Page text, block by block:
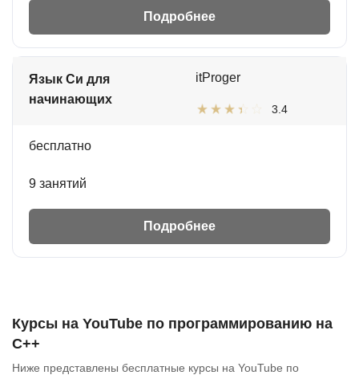
Подробнее
Язык Си для
начинающих
itProger
3.4
бесплатно
9 занятий
Подробнее
Курсы на YouTube по программированию на
C++
Ниже представлены бесплатные курсы на YouTube по